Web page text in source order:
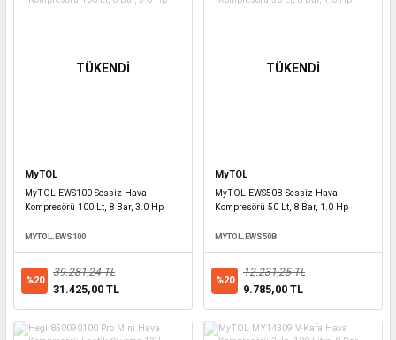
TÜKENDİ
MyTOL
MyTOL EWS100 Sessiz Hava
Kompresörü 100 Lt, 8 Bar, 3.0 Hp
MYTOL.EWS100
%20
39.281,24 TL
31.425,00 TL
TÜKENDİ
MyTOL
MyTOL EWS50B Sessiz Hava
Kompresörü 50 Lt, 8 Bar, 1.0 Hp
MYTOL.EWS50B
%20
12.231,25 TL
9.785,00 TL